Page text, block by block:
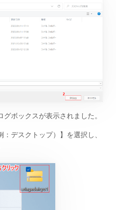
グボックスが表示されました。
デスクトップ）】を選択し、